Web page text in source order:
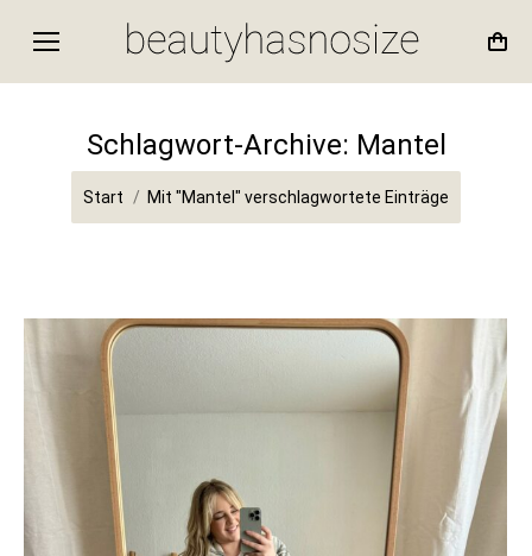
Schlagwort-Archive: Mantel
Sie befinden sich hier:
Start Mit "Mantel" verschlagwortete Einträge